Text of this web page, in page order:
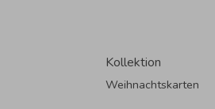
Kollektion
Weihnachtskarten